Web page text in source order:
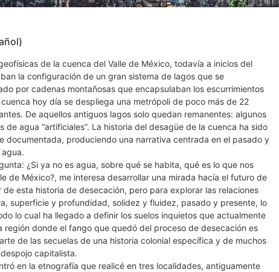
de la cuenca del Valle de México, todavía a inicios del
la configuración de un gran sistema de lagos que se
por cadenas montañosas que encapsulaban los escurrimientos
hoy día se despliega una metrópoli de poco más de 22
De aquellos antiguos lagos solo quedan remanentes: algunos
de agua “artificiales”. La historia del desagüe de la cuenca ha sido
documentada, produciendo una narrativa centrada en el pasado y
¿Si ya no es agua, sobre qué se habita, qué es lo que nos
de México?, me interesa desarrollar una mirada hacía el futuro de
de esta historia de desecación, pero para explorar las relaciones
superficie y profundidad, solidez y fluidez, pasado y presente, lo
lo cual ha llegado a definir los suelos inquietos que actualmente
región donde el fango que quedó del proceso de desecación es
de las secuelas de una historia colonial específica y de muchos
capitalista.
en la etnografía que realicé en tres localidades, antiguamente